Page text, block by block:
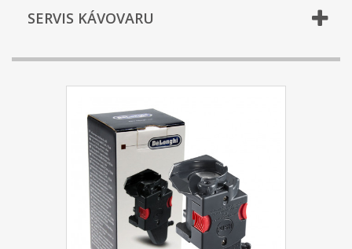
SERVIS KÁVOVARU